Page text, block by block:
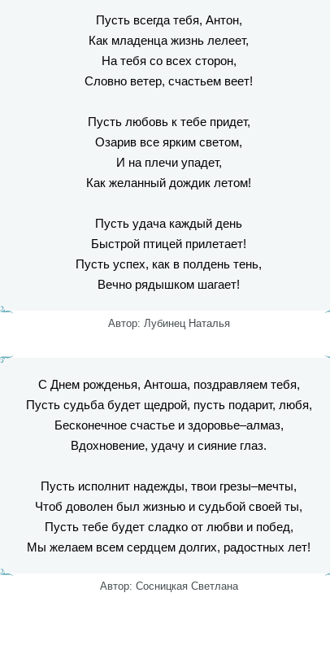
Пусть всегда тебя, Антон,
Как младенца жизнь лелеет,
На тебя со всех сторон,
Словно ветер, счастьем веет!
Пусть любовь к тебе придет,
Озарив все ярким светом,
И на плечи упадет,
Как желанный дождик летом!
Пусть удача каждый день
Быстрой птицей прилетает!
Пусть успех, как в полдень тень,
Вечно рядышком шагает!
Автор: Лубинец Наталья
С Днем рожденья, Антоша, поздравляем тебя,
Пусть судьба будет щедрой, пусть подарит, любя,
Бесконечное счастье и здоровье–алмаз,
Вдохновение, удачу и сияние глаз.
Пусть исполнит надежды, твои грезы–мечты,
Чтоб доволен был жизнью и судьбой своей ты,
Пусть тебе будет сладко от любви и побед,
Мы желаем всем сердцем долгих, радостных лет!
Автор: Сосницкая Светлана